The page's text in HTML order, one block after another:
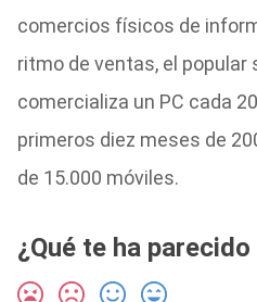
comercios físicos de
ritmo de ventas, el popular
comercializa un PC cada
primeros diez meses de
de 15.000 móviles.
¿Qué te ha